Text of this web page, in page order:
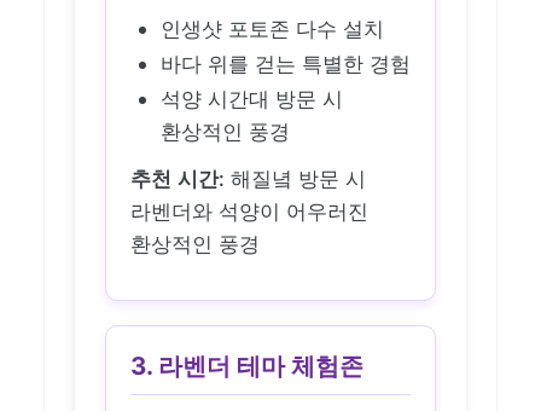
인생샷 포토존 다수 설치
바다 위를 걷는 특별한 경험
석양 시간대 방문 시
환상적인 풍경
추천 시간: 해질녘 방문 시
라벤더와 석양이 어우러진
환상적인 풍경
3. 라벤더 테마 체험존